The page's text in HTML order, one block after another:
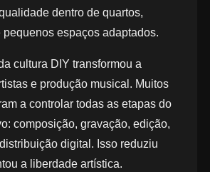
dentro de quartos,
pequenos espaços adaptados.
cultura DIY transformou a
e produção musical. Muitos
a controlar todas as etapas do
composição, gravação, edição,
digital. Isso reduziu
a liberdade artística.